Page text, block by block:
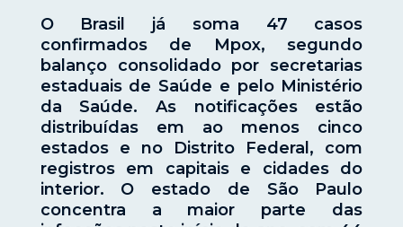
O Brasil já soma 47 casos
confirmados de Mpox, segundo
balanço consolidado por secretarias
estaduais de Saúde e pelo Ministério
da Saúde. As notificações estão
distribuídas em ao menos cinco
estados e no Distrito Federal, com
registros em capitais e cidades do
interior. O estado de São Paulo
concentra a maior parte das